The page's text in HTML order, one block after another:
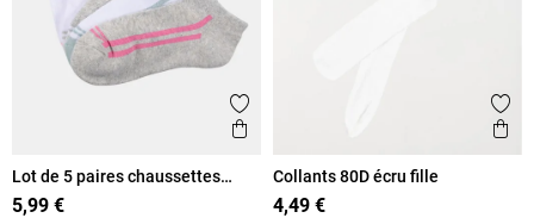
Ajouter aux favoris
Aperçu rapide
Lot de 5 paires chaussettes
sport fille
5,99 €
Collants 80D écru fille
4,49 €